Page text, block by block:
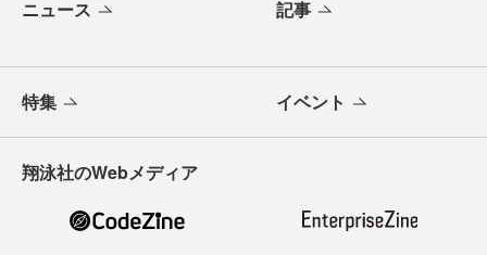
ニュース 記事
特集 イベント
翔泳社のWebメディア